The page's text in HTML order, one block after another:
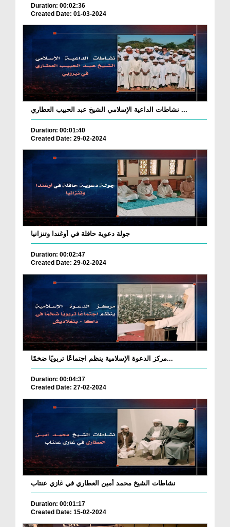
Duration: 00:02:36
Created Date: 01-03-2024
نشاطات الداعية الإسلامي الشيخ عبد الحبيب العطاري ...
Duration: 00:01:40
Created Date: 29-02-2024
جولة دعوية حافلة في أوغندا وتنزانيا
Duration: 00:02:47
Created Date: 29-02-2024
مركز الدعوة الإسلامية ينظم اجتماعًا تربويًا ضخمًا...
Duration: 00:04:37
Created Date: 27-02-2024
نشاطات الشيخ محمد أمين العطاري في غازي عنتاب
Duration: 00:01:17
Created Date: 15-02-2024